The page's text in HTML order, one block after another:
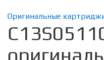
Оригинальные